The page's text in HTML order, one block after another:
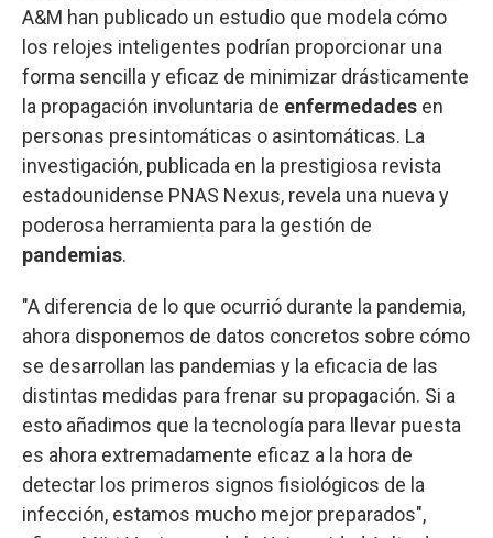
A&M han publicado un estudio que modela cómo
los relojes inteligentes podrían proporcionar una
forma sencilla y eficaz de minimizar drásticamente
la propagación involuntaria de enfermedades en
personas presintomáticas o asintomáticas. La
investigación, publicada en la prestigiosa revista
estadounidense PNAS Nexus, revela una nueva y
poderosa herramienta para la gestión de
pandemias.
"A diferencia de lo que ocurrió durante la pandemia,
ahora disponemos de datos concretos sobre cómo
se desarrollan las pandemias y la eficacia de las
distintas medidas para frenar su propagación. Si a
esto añadimos que la tecnología para llevar puesta
es ahora extremadamente eficaz a la hora de
detectar los primeros signos fisiológicos de la
infección, estamos mucho mejor preparados",